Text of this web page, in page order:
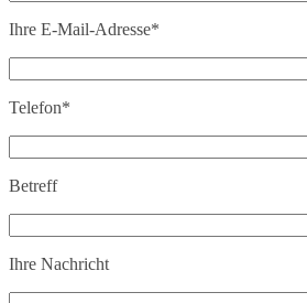
Ihre E-Mail-Adresse*
Telefon*
Betreff
Ihre Nachricht